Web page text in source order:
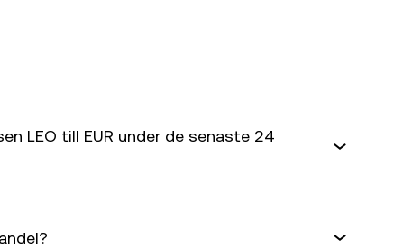
LEO till EUR under de senaste 24